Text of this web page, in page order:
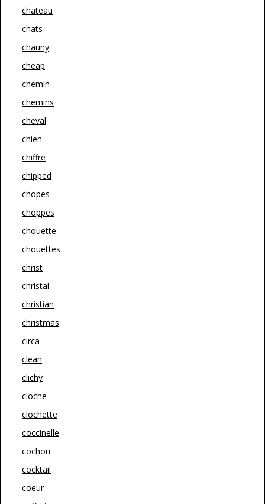
chateau
chats
chauny
cheap
chemin
chemins
cheval
chien
chiffre
chipped
chopes
choppes
chouette
chouettes
christ
christal
christian
christmas
circa
clean
clichy
cloche
clochette
coccinelle
cochon
cocktail
coeur